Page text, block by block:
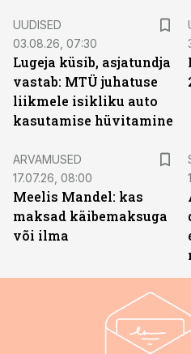
UUDISED
03.08.26, 07:30
Lugeja küsib, asjatundja
vastab: MTÜ juhatuse
liikmele isikliku auto
kasutamise hüvitamine
ARVAMUSED
17.07.26, 08:00
Meelis Mandel: kas
maksad käibemaksuga
või ilma